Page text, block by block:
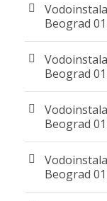
Beograd
Beograd
Beograd
Beograd